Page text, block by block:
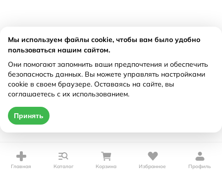
Главная Каталог Корзина Избранное Профиль
Мы используем файлы cookie, чтобы вам было удобно
пользоваться нашим сайтом.
Они помогают запомнить ваши предпочтения и обеспечить
безопасность данных. Вы можете управлять настройками
cookie в своем браузере. Оставаясь на сайте, вы
соглашаетесь с их использованием.
Принять